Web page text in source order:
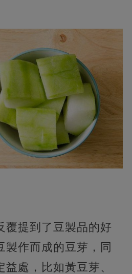
覆提到了豆製品的好
製作而成的豆芽，同
處，比如黃豆芽、